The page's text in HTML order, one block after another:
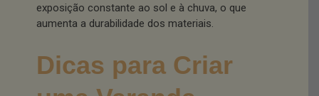
exposição constante ao sol e à chuva, o que
aumenta a durabilidade dos materiais.
Dicas para Criar